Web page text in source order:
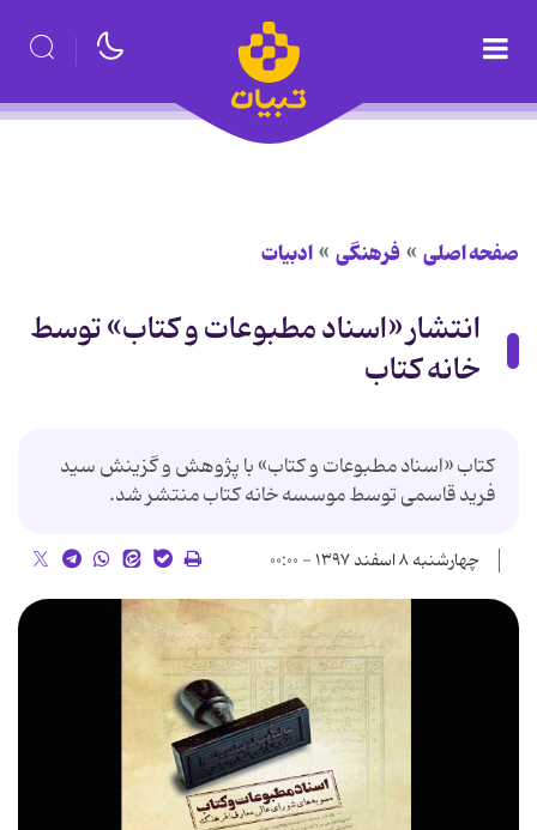
صفحه اصلی فرهنگی ادبیات
انتشار «اسناد مطبوعات و کتاب» توسط
خانه کتاب
کتاب «اسناد مطبوعات و کتاب» با پژوهش و گزینش سید
فرید قاسمی توسط موسسه خانه کتاب منتشر شد.
چهارشنبه ۸ اسفند ۱۳۹۷ - ۰۰:۰۰